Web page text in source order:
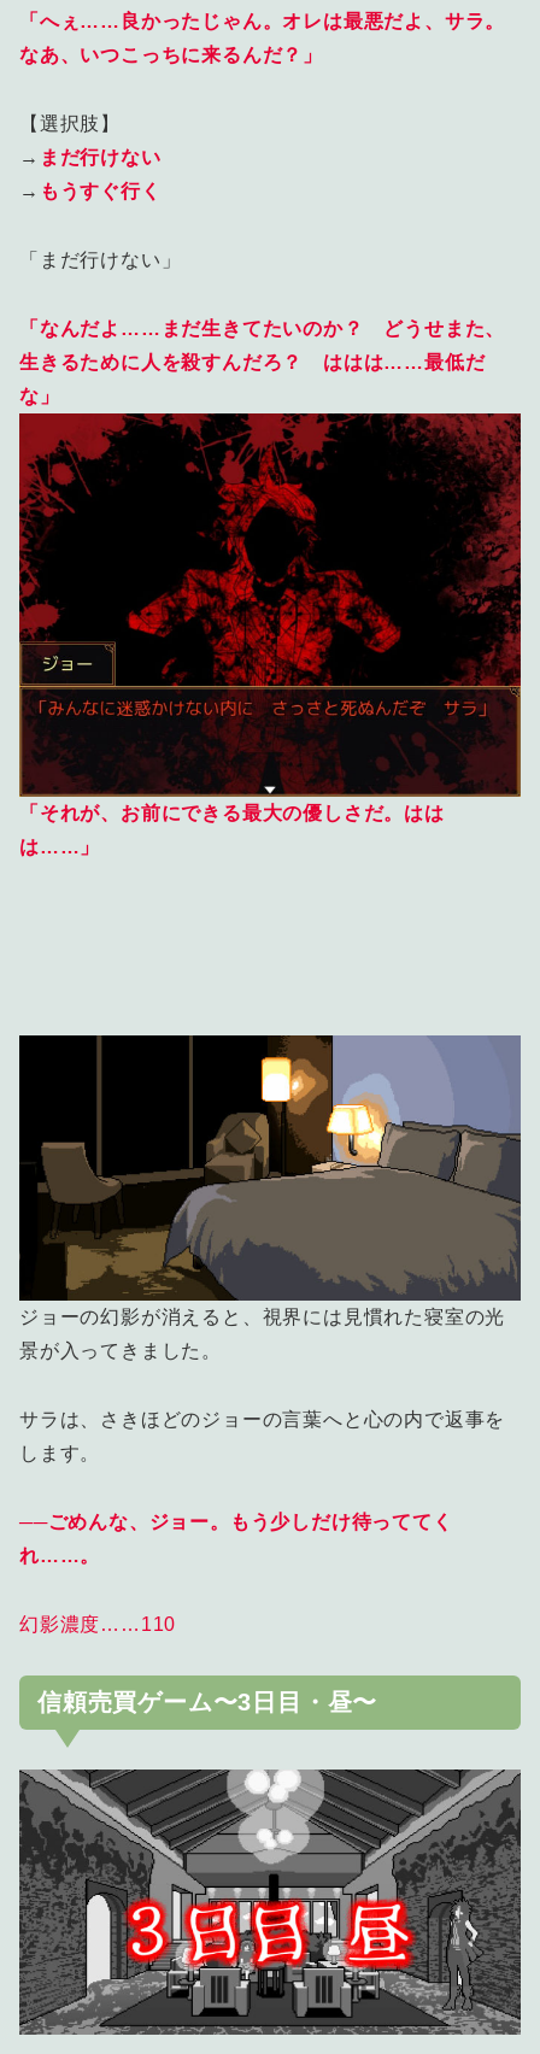
「へぇ……良かったじゃん。オレは最悪だよ、サラ。
なあ、いつこっちに来るんだ？」
【選択肢】
→ まだ行けない
→ もうすぐ行く
「まだ行けない」
「なんだよ……まだ生きてたいのか？ どうせまた、
生きるために人を殺すんだろ？ ははは……最低だ
な」
「それが、お前にできる最大の優しさだ。はは
は……」
ジョーの幻影が消えると、視界には見慣れた寝室の光
景が入ってきました。
サラは、さきほどのジョーの言葉へと心の内で返事を
します。
──ごめんな、ジョー。もう少しだけ待っててく
れ……。
幻影濃度……110
信頼売買ゲーム〜3日目・昼〜